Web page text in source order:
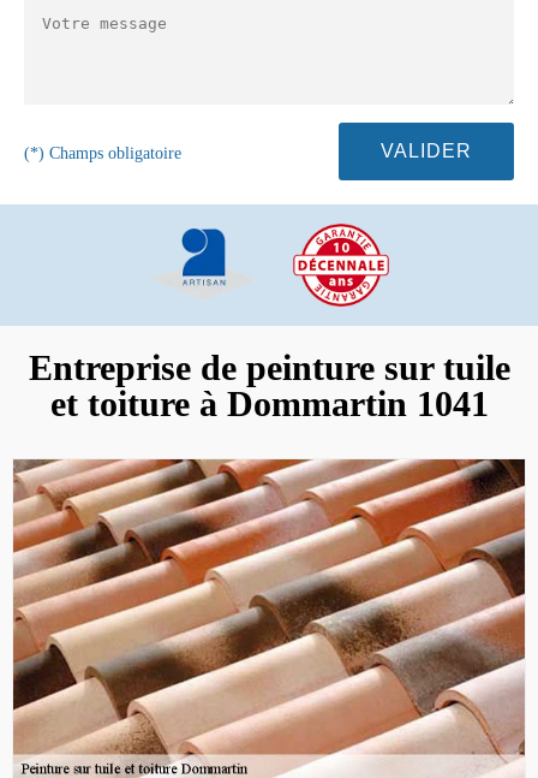
(*) Champs obligatoire
Entreprise de peinture sur tuile
et toiture à Dommartin 1041